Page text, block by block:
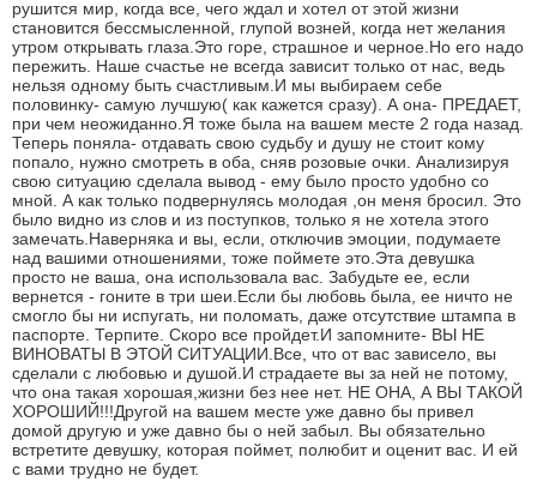
рушится мир, когда все, чего ждал и хотел от этой жизни
становится бессмысленной, глупой возней, когда нет желания
утром открывать глаза.Это горе, страшное и черное.Но его надо
пережить. Наше счастье не всегда зависит только от нас, ведь
нельзя одному быть счастливым.И мы выбираем себе
половинку- самую лучшую( как кажется сразу). А она- ПРЕДАЕТ,
при чем неожиданно.Я тоже была на вашем месте 2 года назад.
Теперь поняла- отдавать свою судьбу и душу не стоит кому
попало, нужно смотреть в оба, сняв розовые очки. Анализируя
свою ситуацию сделала вывод - ему было просто удобно со
мной. А как только подвернулясь молодая ,он меня бросил. Это
было видно из слов и из поступков, только я не хотела этого
замечать.Наверняка и вы, если, отключив эмоции, подумаете
над вашими отношениями, тоже поймете это.Эта девушка
просто не ваша, она использовала вас. Забудьте ее, если
вернется - гоните в три шеи.Если бы любовь была, ее ничто не
смогло бы ни испугать, ни поломать, даже отсутствие штампа в
паспорте. Терпите. Скоро все пройдет.И запомните- ВЫ НЕ
ВИНОВАТЫ В ЭТОЙ СИТУАЦИИ.Все, что от вас зависело, вы
сделали с любовью и душой.И страдаете вы за ней не потому,
что она такая хорошая,жизни без нее нет. НЕ ОНА, А ВЫ ТАКОЙ
ХОРОШИЙ!!!Другой на вашем месте уже давно бы привел
домой другую и уже давно бы о ней забыл. Вы обязательно
встретите девушку, которая поймет, полюбит и оценит вас. И ей
с вами трудно не будет.